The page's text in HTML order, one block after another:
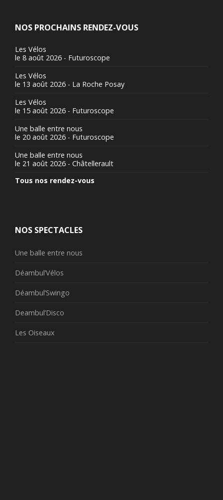
NOS PROCHAINS RENDEZ-VOUS
Les Vélos
le 8 août 2026 - Futuroscope
Les Vélos
le 13 août 2026 - La Roche Posay
Les Vélos
le 15 août 2026 - Futuroscope
Une balle entre nous
le 20 août 2026 - Futuroscope
Une balle entre nous
le 21 août 2026 - Châtellerault
Tous nos rendez-vous
NOS SPECTACLES
Une balle entre nous
Déambul’Vélos
Déambul’Swingo
Deambul’Disco
Les Oiseaux